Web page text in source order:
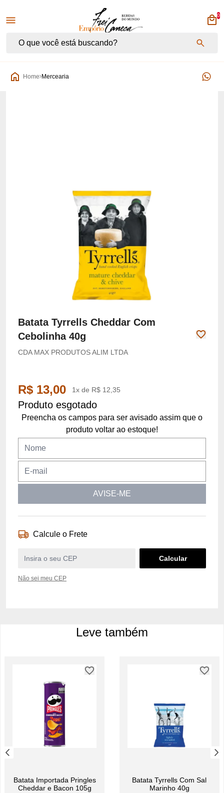
Empório Frei Caneca
0
Home Mercearia
Batata Tyrrells Cheddar Com
Cebolinha 40g
CDA MAX PRODUTOS ALIM LTDA
R$ 13,00 1x de R$ 12,35
Produto esgotado
Preencha os campos para ser avisado assim que o
produto voltar ao estoque!
AVISE-ME
Calcule o Frete
Não sei meu CEP
Leve também
Batata Importada Pringles
Cheddar e Bacon 105g
Batata Tyrrells Com Sal
Marinho 40g